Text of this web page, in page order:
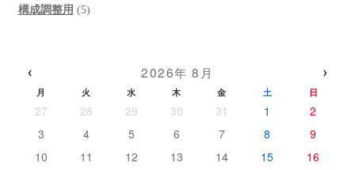
品
商
個
構成調整用 55
‹ 2026年 8月 ›
月 火 水 木 金 土 日
27 28 29 30 31 1
2
3
4 5 6 7 8
9
10
11 12 13 14 15
16